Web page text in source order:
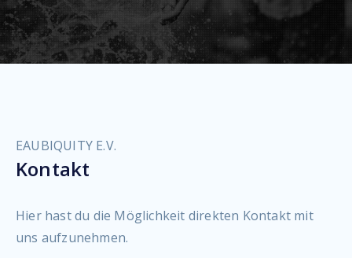
EAUBIQUITY E.V.
Kontakt
Hier hast du die Möglichkeit direkten Kontakt mit
uns aufzunehmen.